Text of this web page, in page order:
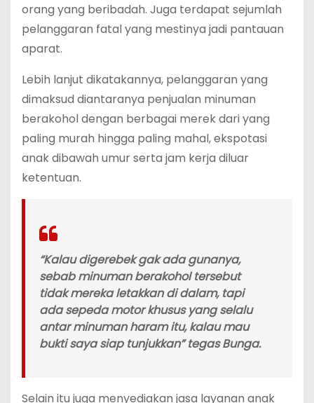
orang yang beribadah. Juga terdapat sejumlah
pelanggaran fatal yang mestinya jadi pantauan
aparat.
Lebih lanjut dikatakannya, pelanggaran yang
dimaksud diantaranya penjualan minuman
berakohol dengan berbagai merek dari yang
paling murah hingga paling mahal, ekspotasi
anak dibawah umur serta jam kerja diluar
ketentuan.
“Kalau digerebek gak ada gunanya,
sebab minuman berakohol tersebut
tidak mereka letakkan di dalam, tapi
ada sepeda motor khusus yang selalu
antar minuman haram itu, kalau mau
bukti saya siap tunjukkan” tegas Bunga.
Selain itu juga menyediakan jasa layanan anak